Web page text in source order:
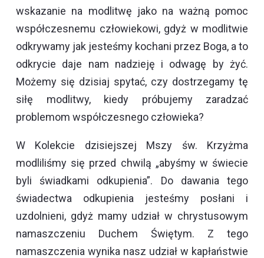
wskazanie na modlitwę jako na ważną pomoc
współczesnemu człowiekowi, gdyż w modlitwie
odkrywamy jak jesteśmy kochani przez Boga, a to
odkrycie daje nam nadzieję i odwagę by żyć.
Możemy się dzisiaj spytać, czy dostrzegamy tę
siłę modlitwy, kiedy próbujemy zaradzać
problemom współczesnego człowieka?
W Kolekcie dzisiejszej Mszy św. Krzyżma
modliliśmy się przed chwilą „abyśmy w świecie
byli świadkami odkupienia”. Do dawania tego
świadectwa odkupienia jesteśmy posłani i
uzdolnieni, gdyż mamy udział w chrystusowym
namaszczeniu Duchem Świętym. Z tego
namaszczenia wynika nasz udział w kapłaństwie